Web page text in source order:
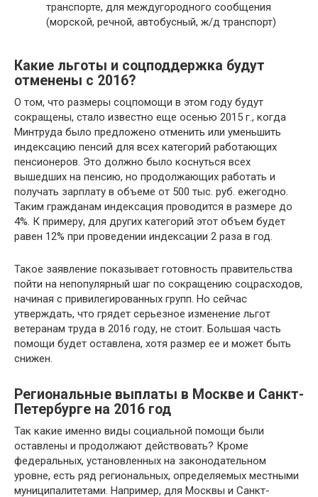
транспорте, для междугородного сообщения
(морской, речной, автобусный, ж/д транспорт)
Какие льготы и соцподдержка будут
отменены с 2016?
О том, что размеры соцпомощи в этом году будут
сокращены, стало известно еще осенью 2015 г., когда
Минтруда было предложено отменить или уменьшить
индексацию пенсий для всех категорий работающих
пенсионеров. Это должно было коснуться всех
вышедших на пенсию, но продолжающих работать и
получать зарплату в объеме от 500 тыс. руб. ежегодно.
Таким гражданам индексация проводится в размере до
4%. К примеру, для других категорий этот объем будет
равен 12% при проведении индексации 2 раза в год.
Такое заявление показывает готовность правительства
пойти на непопулярный шаг по сокращению соцрасходов,
начиная с привилегированных групп. Но сейчас
утверждать, что грядет серьезное изменение льгот
ветеранам труда в 2016 году, не стоит. Большая часть
помощи будет оставлена, хотя размер ее и может быть
снижен.
Региональные выплаты в Москве и Санкт-
Петербурге на 2016 год
Так какие именно виды социальной помощи были
оставлены и продолжают действовать? Кроме
федеральных, установленных на законодательном
уровне, есть ряд региональных, определяемых местными
муниципалитетами. Например, для Москвы и Санкт-